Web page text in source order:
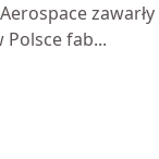
fab...